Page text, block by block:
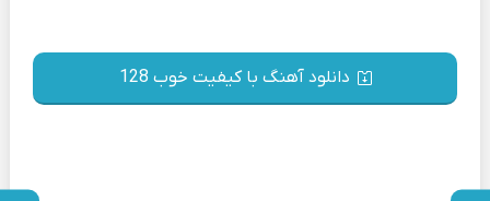
دانلود آهنگ با کیفیت خوب 128